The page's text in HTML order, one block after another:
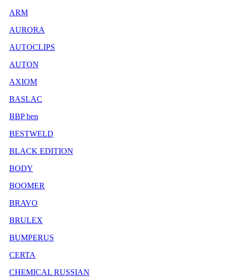
ARM
AURORA
AUTOCLIPS
AUTON
AXIOM
BASLAC
BBP ben
BESTWELD
BLACK EDITION
BODY
BOOMER
BRAVO
BRULEX
BUMPERUS
CERTA
CHEMICAL RUSSIAN